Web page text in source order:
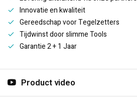
Innovatie en kwaliteit
Gereedschap voor Tegelzetters
Tijdwinst door slimme Tools
Garantie 2 + 1 Jaar
Product video